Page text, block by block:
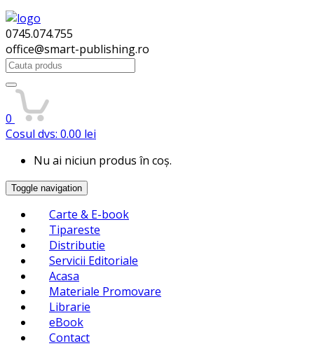
0745.074.755
office@smart-publishing.ro
Search
for:
0
Cosul dvs: 0.00 lei
Nu ai niciun produs în coș.
Toggle navigation
Carte & E-book
Tipareste
Distributie
Servicii Editoriale
Acasa
Materiale Promovare
Librarie
eBook
Contact